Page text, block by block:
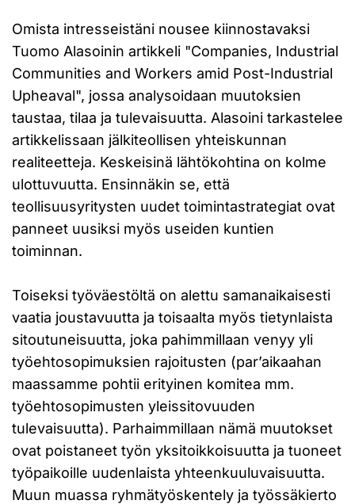
Omista intresseistäni nousee kiinnostavaksi
Tuomo Alasoinin artikkeli "Companies, Industrial
Communities and Workers amid Post-Industrial
Upheaval", jossa analysoidaan muutoksien
taustaa, tilaa ja tulevaisuutta. Alasoini tarkastelee
artikkelissaan jälkiteollisen yhteiskunnan
realiteetteja. Keskeisinä lähtökohtina on kolme
ulottuvuutta. Ensinnäkin se, että
teollisuusyritysten uudet toimintastrategiat ovat
panneet uusiksi myös useiden kuntien
toiminnan.
Toiseksi työväestöltä on alettu samanaikaisesti
vaatia joustavuutta ja toisaalta myös tietynlaista
sitoutuneisuutta, joka pahimmillaan venyy yli
työehtosopimuksien rajoitusten (par’aikaahan
maassamme pohtii erityinen komitea mm.
työehtosopimusten yleissitovuuden
tulevaisuutta). Parhaimmillaan nämä muutokset
ovat poistaneet työn yksitoikkoisuutta ja tuoneet
työpaikoille uudenlaista yhteenkuuluvaisuutta.
Muun muassa ryhmätyöskentely ja työssäkierto